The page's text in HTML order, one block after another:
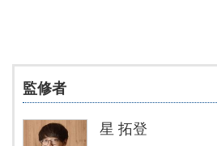
監修者
星 拓登